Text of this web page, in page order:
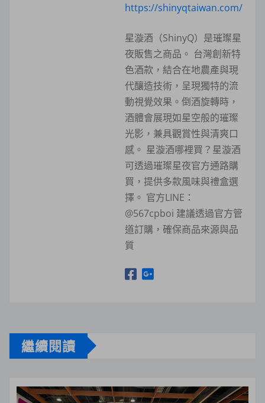
https://shinyqtaiwan.com/
星漩酒（ShinyQ）是璀璨星
夜販售之商品。 台灣創新特
色酒款，結合在地農產與現
代釀造技術，呈現獨特的流
動視覺效果。倒酒旋轉時，
酒體會展現如星空般的璀璨
光影，兼具觀賞性與清爽口
感。 星漩酒哪裡買？星漩酒
可透過璀璨星夜官方通路購
買，提供多款風味與禮盒選
擇。 官方LINE：
@567cpboi 建議透過官方管
道訂購，確保商品來源與品
質
繼續閱讀